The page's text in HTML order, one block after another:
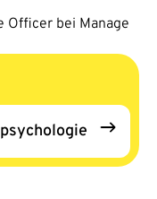
Officer bei Manage